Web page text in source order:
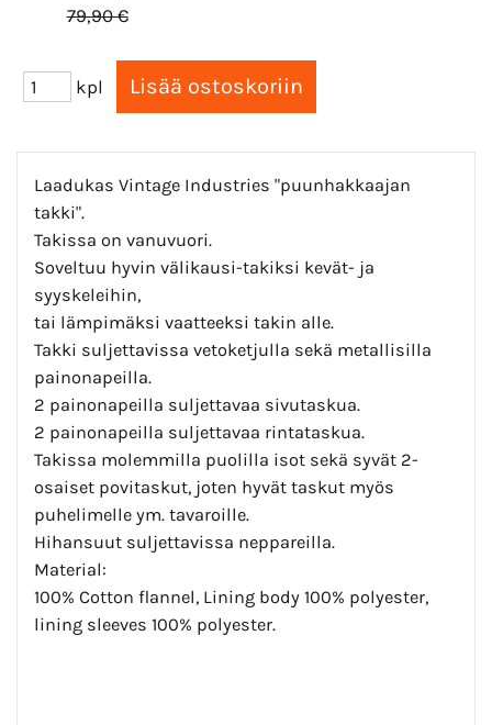
79,90 €
kpl
Laadukas Vintage Industries "puunhakkaajan
takki".
Takissa on vanuvuori.
Soveltuu hyvin välikausi-takiksi kevät- ja
syyskeleihin,
tai lämpimäksi vaatteeksi takin alle.
Takki suljettavissa vetoketjulla sekä metallisilla
painonapeilla.
2 painonapeilla suljettavaa sivutaskua.
2 painonapeilla suljettavaa rintataskua.
Takissa molemmilla puolilla isot sekä syvät 2-
osaiset povitaskut, joten hyvät taskut myös
puhelimelle ym. tavaroille.
Hihansuut suljettavissa neppareilla.
Material:
100% Cotton flannel, Lining body 100% polyester,
lining sleeves 100% polyester.